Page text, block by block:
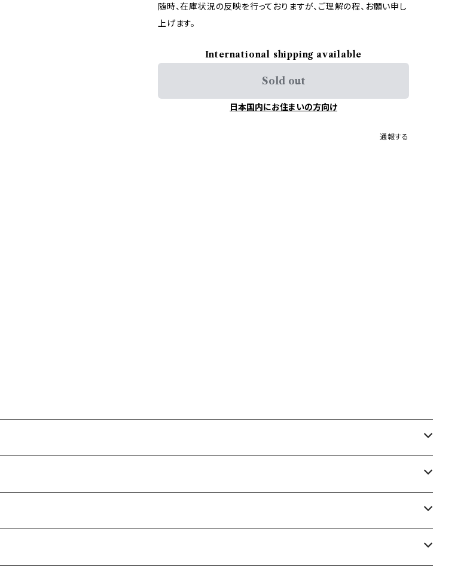
随時、在庫状況の反映を行っておりますが、ご理解の程、お願い申し
上げます。
International shipping available
Sold out
日本国内にお住まいの方向け
通報する